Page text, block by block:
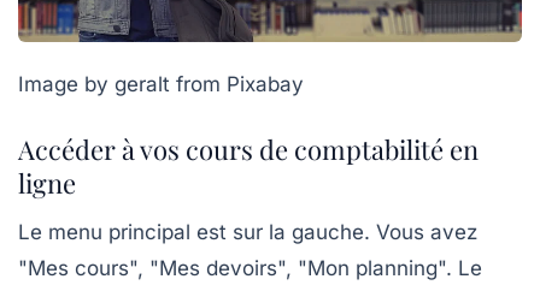
Image by geralt from Pixabay
Accéder à vos cours de comptabilité en
ligne
Le menu principal est sur la gauche. Vous avez
"Mes cours", "Mes devoirs", "Mon planning". Le